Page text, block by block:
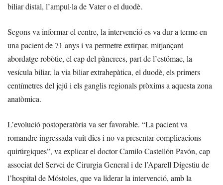
biliar distal, l’ampul·la de Vater o el duodè.
Segons va informar el centre, la intervenció es va dur a terme en
una pacient de 71 anys i va permetre extirpar, mitjançant
abordatge robòtic, el cap del pàncrees, part de l’estómac, la
vesícula biliar, la via biliar extrahepàtica, el duodè, els primers
centímetres del jejú i els ganglis regionals pròxims a aquesta zona
anatòmica.
L’evolució postoperatòria va ser favorable. “La pacient va
romandre ingressada vuit dies i no va presentar complicacions
quirúrgiques”, va explicar el doctor Camilo Castellón Pavón, cap
associat del Servei de Cirurgia General i de l’Aparell Digestiu de
l’hospital de Móstoles, que va liderar la intervenció, amb la